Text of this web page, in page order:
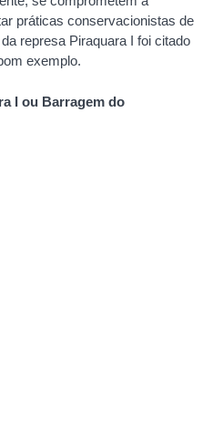
práticas conservacionistas de
represa Piraquara I foi citado
exemplo.
I ou Barragem do